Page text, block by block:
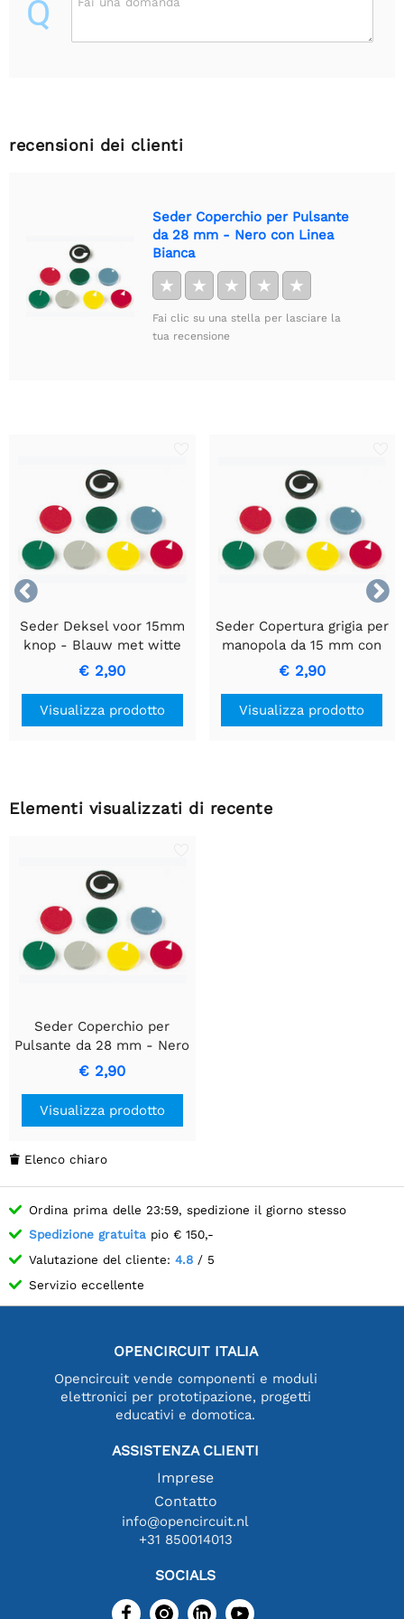
Q
recensioni dei clienti
Seder Coperchio per Pulsante
da 28 mm - Nero con Linea
Bianca
★ ★ ★ ★ ★
Fai clic su una stella per lasciare la
tua recensione


Seder Deksel voor 15mm
knop - Blauw met witte
lijn
€ 2,90
Visualizza prodotto
Seder Copertura grigia per
manopola da 15 mm con
presa sicura e resistenza.
€ 2,90
Visualizza prodotto
Elementi visualizzati di recente
Seder Coperchio per
Pulsante da 28 mm - Nero
con Linea Bianca
€ 2,90
Visualizza prodotto
 Elenco chiaro
Ordina prima delle 23:59, spedizione il giorno stesso
Spedizione gratuita pio € 150,-
Valutazione del cliente: 4.8 / 5
Servizio eccellente
OPENCIRCUIT ITALIA
Opencircuit vende componenti e moduli
elettronici per prototipazione, progetti
educativi e domotica.
ASSISTENZA CLIENTI
Imprese
Contatto
info@opencircuit.nl
+31 850014013
SOCIALS